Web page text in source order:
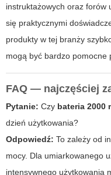
instruktażowych oraz forów
się praktycznymi
produkty w tej branży
mogą być bardzo pomocne
FAQ — najczęściej
Pytanie: Czy bateria 2000
dzień użytkowania?
Odpowiedź: To zależy od
mocy. Dla umiarkowanego
intensywnego użytkowania